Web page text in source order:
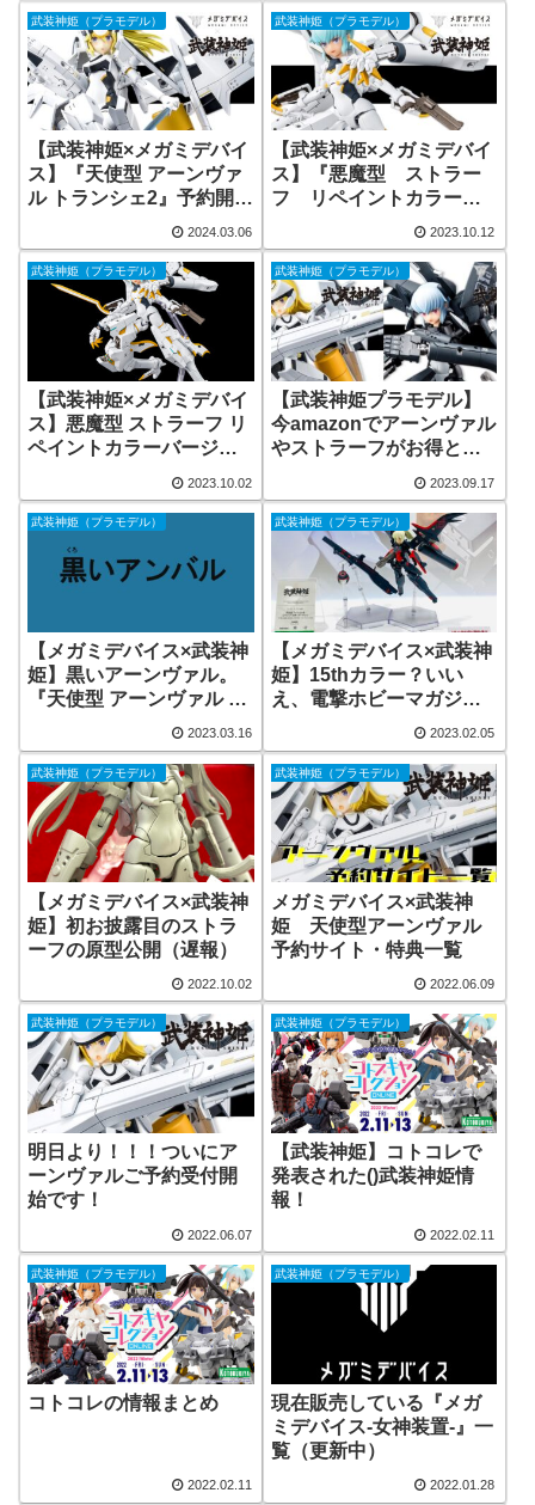
武装神姫（プラモデル）
【武装神姫×メガミデバイ
ス】『天使型 アーンヴァ
ル トランシェ2』予約開
2024.03.06
武装神姫（プラモデル）
【武装神姫×メガミデバイ
ス】『悪魔型 ストラー
フ リペイントカラー』
2023.10.12
武装神姫（プラモデル）
【武装神姫×メガミデバイ
ス】悪魔型 ストラーフ リ
ペイントカラーバージョ
2023.10.02
武装神姫（プラモデル）
【武装神姫プラモデル】
今amazonでアーンヴァル
やストラーフがお得とい
2023.09.17
武装神姫（プラモデル）
【メガミデバイス×武装神
姫】黒いアーンヴァル。
『天使型 アーンヴァル リ
ペイントカラーバージョ
ン』予約開始です
2023.03.16
武装神姫（プラモデル）
【メガミデバイス×武装神
姫】15thカラー？いい
え、電撃ホビーマガジン
カラーです。アーンヴァ
ルのリペイントカラーver
の発売が決定！あと噂レ
ベルであの子も？
2023.02.05
武装神姫（プラモデル）
【メガミデバイス×武装神
姫】初お披露目のストラ
ーフの原型公開（遅報）
2022.10.02
武装神姫（プラモデル）
メガミデバイス×武装神
姫 天使型アーンヴァル
予約サイト・特典一覧
2022.06.09
武装神姫（プラモデル）
明日より！！！ついにア
ーンヴァルご予約受付開
始です！
2022.06.07
武装神姫（プラモデル）
【武装神姫】コトコレで
発表された()武装神姫情
報！
2022.02.11
武装神姫（プラモデル）
コトコレの情報まとめ
2022.02.11
武装神姫（プラモデル）
現在販売している『メガ
ミデバイス-女神装置-』一
覧（更新中）
2022.01.28